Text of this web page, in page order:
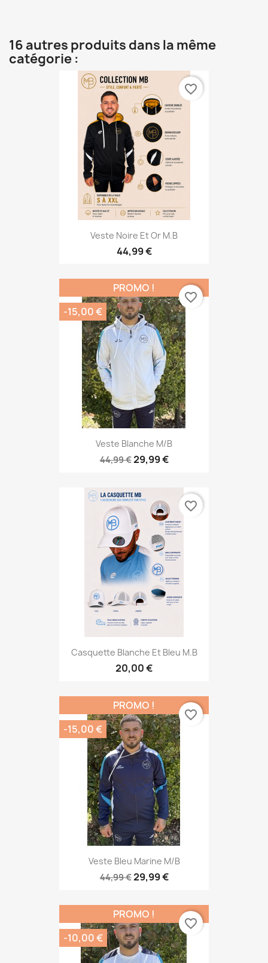
16 autres produits dans la même
catégorie :
Veste Noire Et Or M.B
44,99 €
favorite_border
Veste Blanche M/B
44,99 €29,99 €
PROMO !
-15,00 €
favorite_border
Casquette Blanche Et Bleu M.B
20,00 €
favorite_border
Veste Bleu Marine M/B
44,99 €29,99 €
PROMO !
-15,00 €
favorite_border
PROMO !
-10,00 €
favorite_border